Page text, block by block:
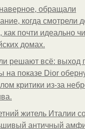
обращали
когда смотрели
как почти идеально
домах.
решают всё: выход
на показе Dior
критики из-за
житель Италии
античный